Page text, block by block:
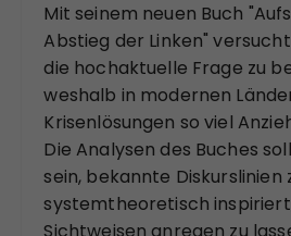
Mit seinem neuen Buch
Abstieg der Linken"
die hochaktuelle Frage zu
weshalb in modernen
Krisenlösungen so viel
Die Analysen des Buches
sein, bekannte Diskurslinien
systemtheoretisch